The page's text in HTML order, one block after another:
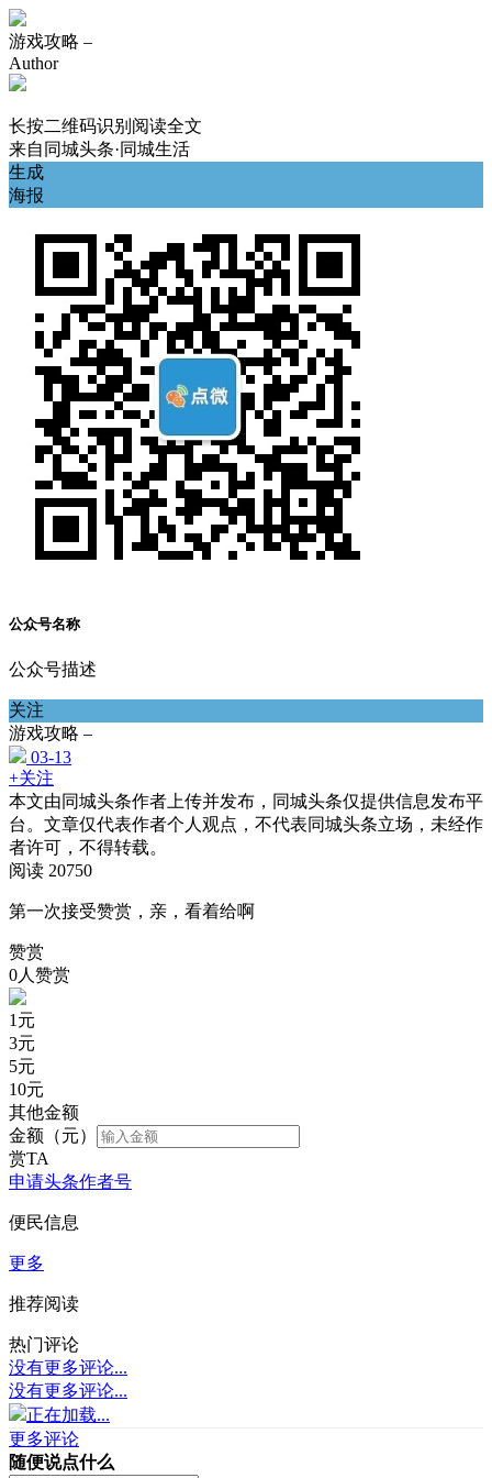
游戏攻略 –
Author
长按二维码识别阅读全文
来自 同城头条·同城生活
生成
海报
公众号名称
公众号描述
关注
游戏攻略 –
03-13
+关注
本文由同城头条作者上传并发布，同城头条仅提供信息发布平
台。文章仅代表作者个人观点，不代表同城头条立场，未经作
者许可，不得转载。
阅读 20750
第一次接受赞赏，亲，看着给啊
赞赏
0人赞赏
1 元
3元
5元
10元
其他金额
金额（元）
赏TA
申请头条作者号
便民信息
更多
推荐阅读
热门评论
没有更多评论...
没有更多评论...
正在加载...
更多评论
随便说点什么